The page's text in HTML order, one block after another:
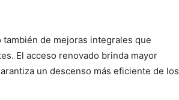
de mejoras integrales que
El acceso renovado brinda mayor
un descenso más eficiente de los